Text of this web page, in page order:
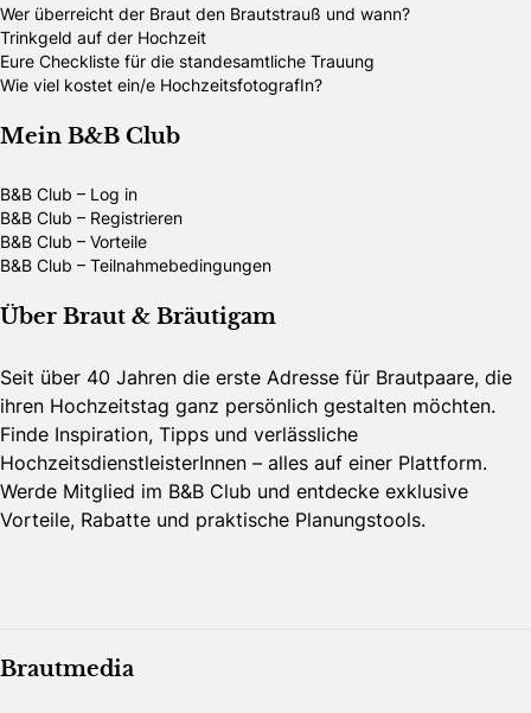
Wer überreicht der Braut den Brautstrauß und wann?
Trinkgeld auf der Hochzeit
Eure Checkliste für die standesamtliche Trauung
Wie viel kostet ein/e HochzeitsfotografIn?
Mein B&B Club
B&B Club – Log in
B&B Club – Registrieren
B&B Club – Vorteile
B&B Club – Teilnahmebedingungen
Über Braut & Bräutigam
Seit über 40 Jahren die erste Adresse für Brautpaare, die
ihren Hochzeitstag ganz persönlich gestalten möchten.
Finde Inspiration, Tipps und verlässliche
HochzeitsdienstleisterInnen – alles auf einer Plattform.
Werde Mitglied im B&B Club und entdecke exklusive
Vorteile, Rabatte und praktische Planungstools.
Brautmedia